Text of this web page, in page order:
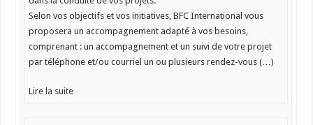
Selon vos objectifs et vos initiatives, BFC International vous
proposera un accompagnement adapté à vos besoins,
comprenant : un accompagnement et un suivi de votre projet
par téléphone et/ou courriel un ou plusieurs rendez-vous (…)
Lire la suite